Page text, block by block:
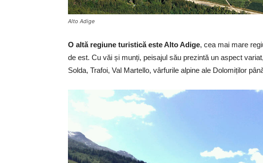
Alto Adige
O altă regiune turistică este Alto Adige, cea mai mare
de est. Cu văi și munți, peisajul său prezintă un aspect
Solda, Trafoi, Val Martello, vârfurile alpine ale Dolomiților